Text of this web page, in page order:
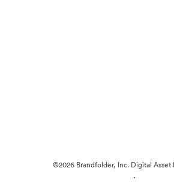
©2026 Brandfolder, Inc. Digital Asset
·